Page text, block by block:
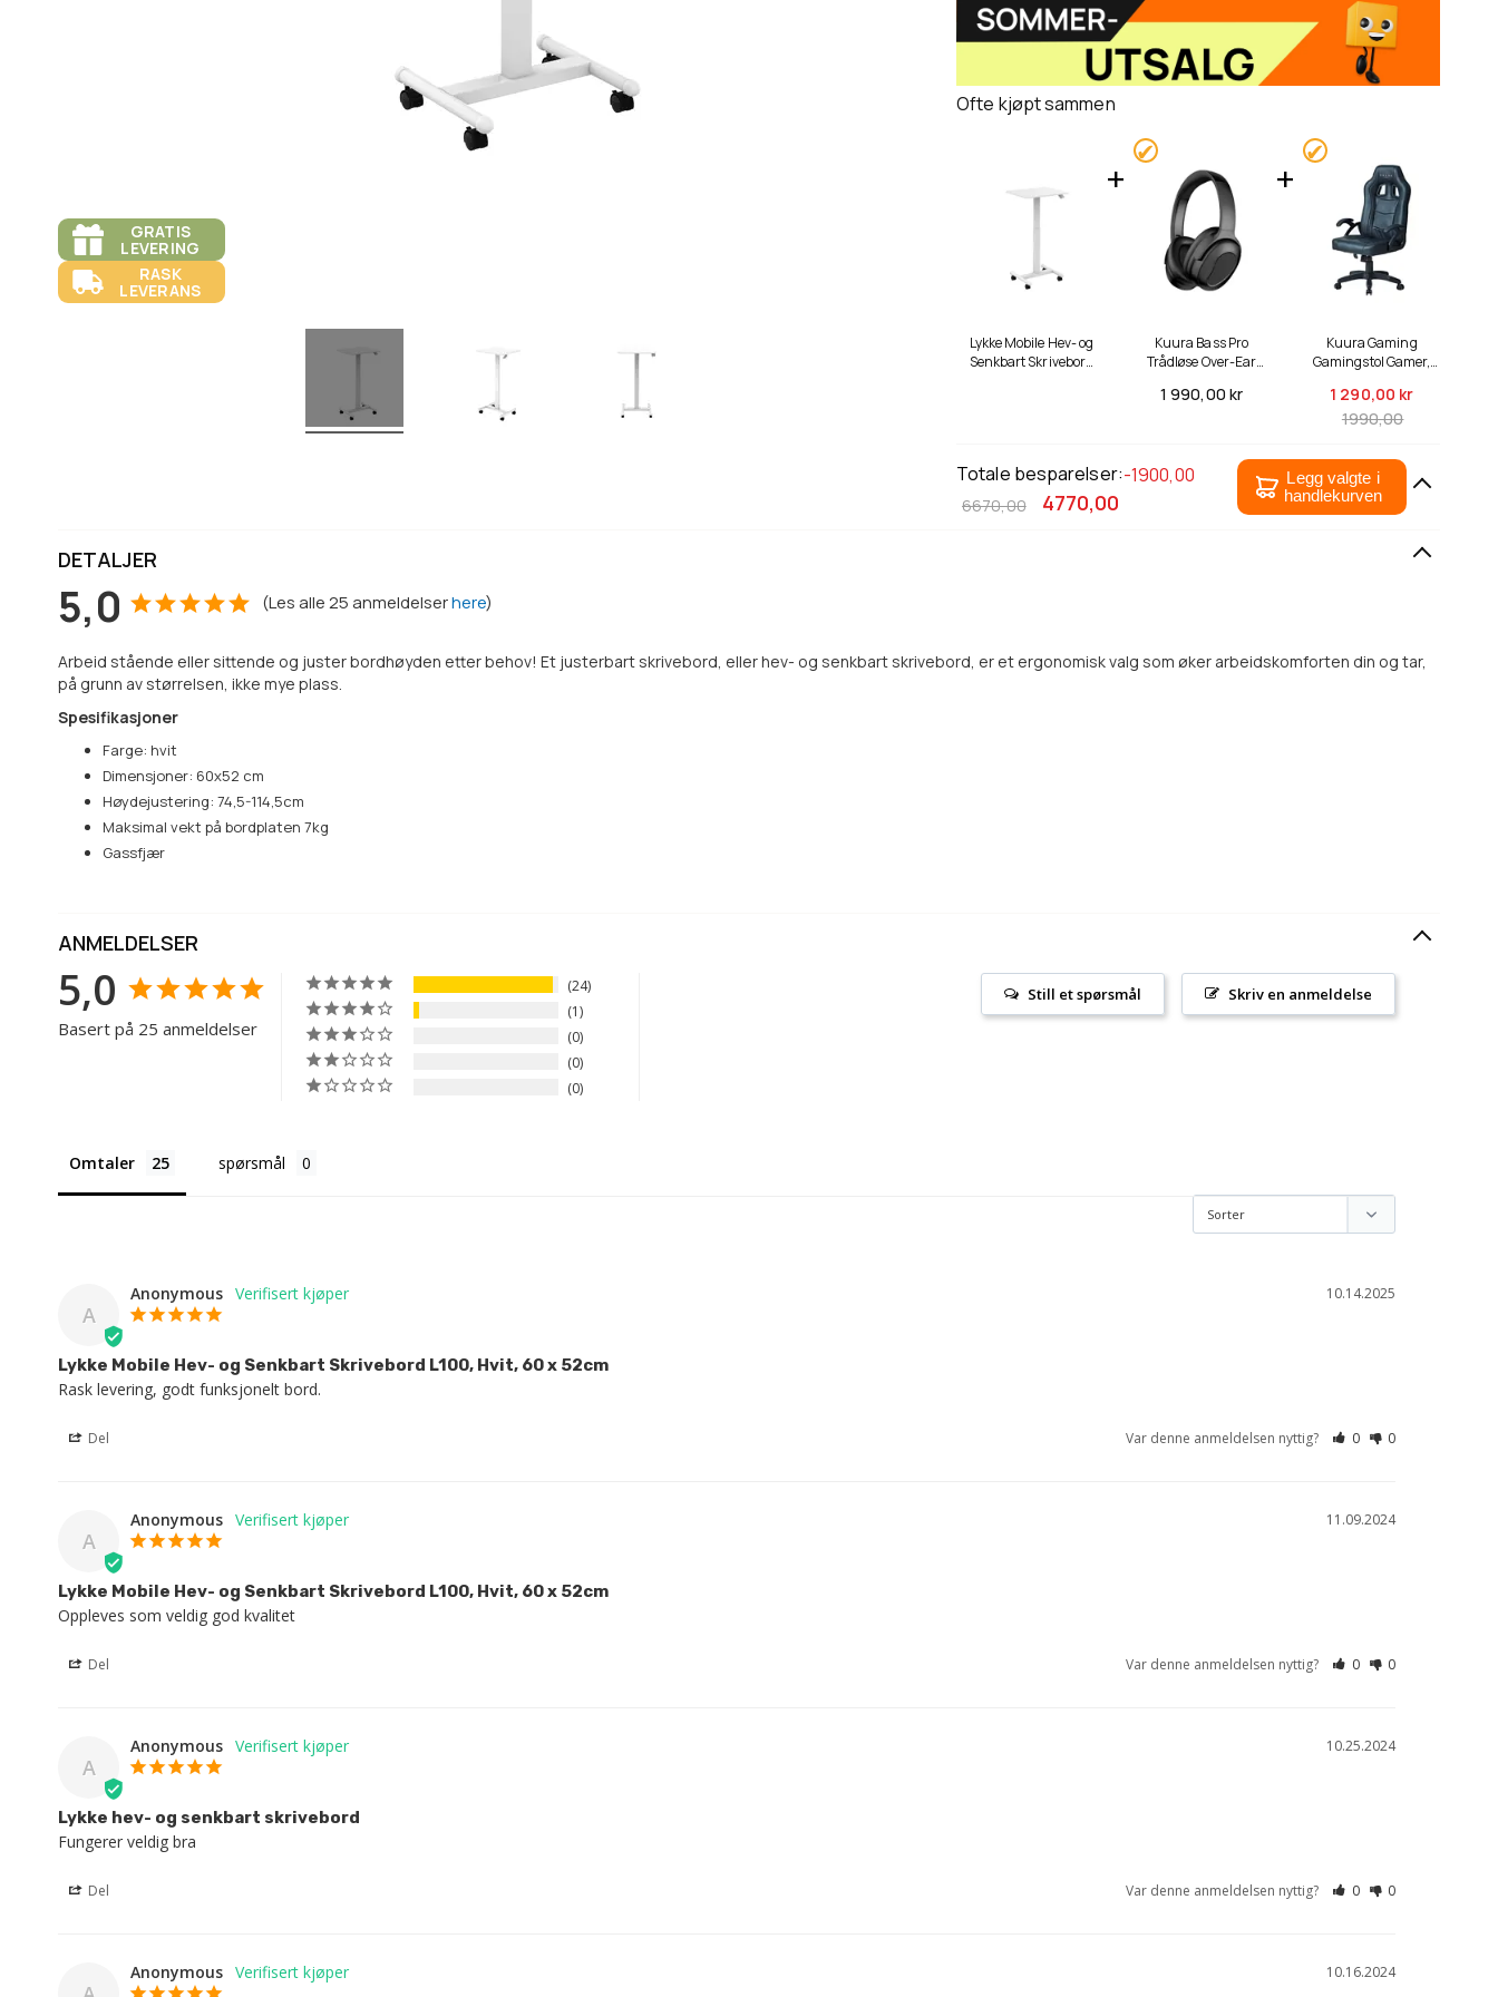
GRATIS
LEVERING
RASK
LEVERANS
Ofte kjøpt sammen
Lykke Mobile Hev- og
Senkbart Skrivebord
Kuura Bass Pro
Trådløse Over-Ear
ANC
1 990,00 kr
Kuura Gaming
Gamingstol Gamer,
1 290,00 kr
1990,00
Legg valgte i
handlekurven
Totale besparelser:-1900,00
4770,00
6670,00
DETALJER
5,0 (Les alle25anmeldelserhere)
Arbeid stående eller sittende og juster bordhøyden etter behov! Et justerbart skrivebord, eller hev- og senkbart skrivebord, er et ergonomisk valg som øker arbeidskomforten din og tar,
på grunn av størrelsen, ikke mye plass.
Spesifikasjoner
Farge: hvit
Dimensjoner: 60x52 cm
Høydejustering: 74,5-114,5cm
Maksimal vekt på bordplaten 7kg
Gassfjær
ANMELDELSER
5,0
Basert på 25 anmeldelser
24
1
0
0
0
Skriv en anmeldelse
Still et spørsmål
Omtaler spørsmål
A
10.14.2025
Anonymous
Lykke Mobile Hev- og Senkbart Skrivebord L100, Hvit, 60 x 52cm
Rask levering, godt funksjonelt bord.
Del Var denne anmeldelsen nyttig? 0 0
A
11.09.2024
Anonymous
Lykke Mobile Hev- og Senkbart Skrivebord L100, Hvit, 60 x 52cm
Oppleves som veldig god kvalitet
Del Var denne anmeldelsen nyttig? 0 0
A
10.25.2024
Anonymous
Lykke hev- og senkbart skrivebord
Fungerer veldig bra
Del Var denne anmeldelsen nyttig? 0 0
10.16.2024
Anonymous